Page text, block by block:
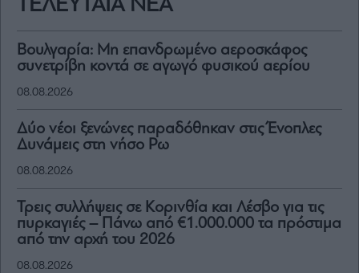
ΤΕΛΕΥΤΑΙΑ ΝΕΑ
Βουλγαρία: Μη επανδρωμένο αεροσκάφος
συνετρίβη κοντά σε αγωγό φυσικού αερίου
08.08.2026
Δύο νέοι ξενώνες παραδόθηκαν στις Ένοπλες
Δυνάμεις στη νήσο Ρω
08.08.2026
Τρεις συλλήψεις σε Κορινθία και Λέσβο για τις
πυρκαγιές – Πάνω από €1.000.000 τα πρόστιμα
από την αρχή του 2026
08.08.2026